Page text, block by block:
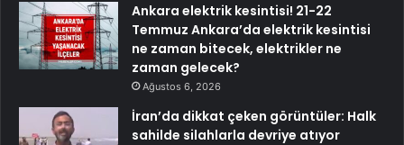
Ankara elektrik kesintisi! 21-22
Temmuz Ankara’da elektrik kesintisi
ne zaman bitecek, elektrikler ne
zaman gelecek?
Ağustos 6, 2026
İran’da dikkat çeken görüntüler: Halk
sahilde silahlarla devriye atıyor